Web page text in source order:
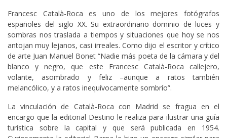
Francesc Català-Roca es uno de los mejores fotógrafos
españoles del siglo XX. Su extraordinario dominio de luces y
sombras nos traslada a tiempos y situaciones que hoy se nos
antojan muy lejanos, casi irreales. Como dijo el escritor y crítico
de arte Juan Manuel Bonet “Nadie más poeta de la cámara y del
blanco y negro, que este Francesc Català-Roca callejero,
volante, asombrado y feliz –aunque a ratos también
melancólico, y a ratos inequívocamente sombrío”.
La vinculación de Català-Roca con Madrid se fragua en el
encargo que la editorial Destino le realiza para ilustrar una guía
turística sobre la capital y que será publicada en 1954.